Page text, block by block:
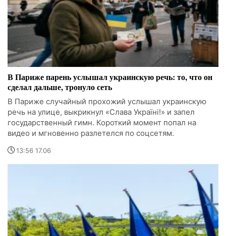
В Париже парень услышал украинскую речь: то, что он
сделал дальше, тронуло сеть
В Париже случайный прохожий услышал украинскую
речь на улице, выкрикнул «Слава Україні!» и запел
государственный гимн. Короткий момент попал на
видео и мгновенно разлетелся по соцсетям.
13:56 17.06